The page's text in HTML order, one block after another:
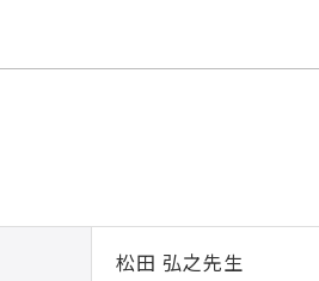
松田 弘之先生